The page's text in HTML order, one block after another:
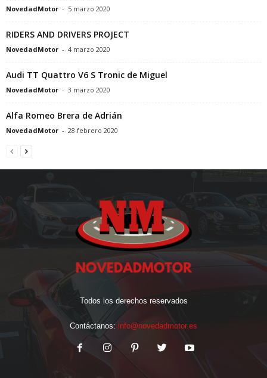
NovedadMotor - 5 marzo 2020
RIDERS AND DRIVERS PROJECT
NovedadMotor - 4 marzo 2020
Audi TT Quattro V6 S Tronic de Miguel
NovedadMotor - 3 marzo 2020
Alfa Romeo Brera de Adrián
NovedadMotor - 28 febrero 2020
Todos los derechos reservados
Contáctanos: info@novedadmotor.es